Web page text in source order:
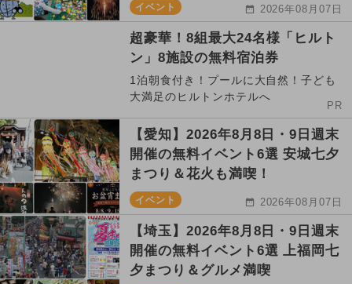
イベント 2026年08月07日
超豪華！8組最大24名様「ヒルト
ン」8施設の無料宿泊券
1泊朝食付き！プールに大自然！子ども
大満足のヒルトンホテルへ
PR
【愛知】2026年8月8日・9日週末
開催の無料イベント6選 安城七夕
まつり＆花火も満喫！
イベント 2026年08月07日
【埼玉】2026年8月8日・9日週末
開催の無料イベント6選 上福岡七
夕まつり＆グルメ満喫